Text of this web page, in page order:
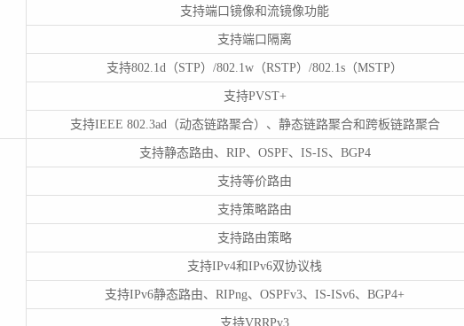
支持端口镜像和流镜像功能
支持端口隔离
支持802.1d（STP）/802.1w（RSTP）/802.1s（MSTP）
支持PVST+
支持IEEE 802.3ad（动态链路聚合）、静态链路聚合和跨板链路聚合
支持静态路由、RIP、OSPF、IS-IS、BGP4
支持等价路由
支持策略路由
支持路由策略
支持IPv4和IPv6双协议栈
支持IPv6静态路由、RIPng、OSPFv3、IS-ISv6、BGP4+
支持VRRPv3